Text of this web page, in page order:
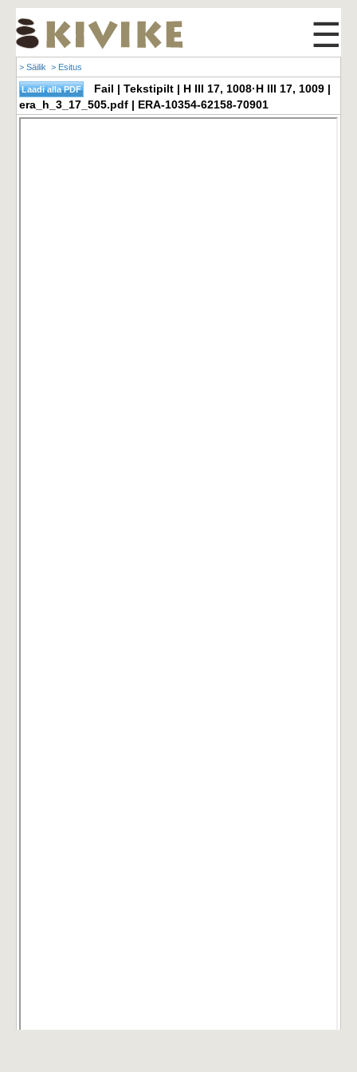
☰
> Säilik > Esitus
Fail | Tekstipilt | H III 17, 1008·H III 17, 1009 |
era_h_3_17_505.pdf | ERA-10354-62158-70901